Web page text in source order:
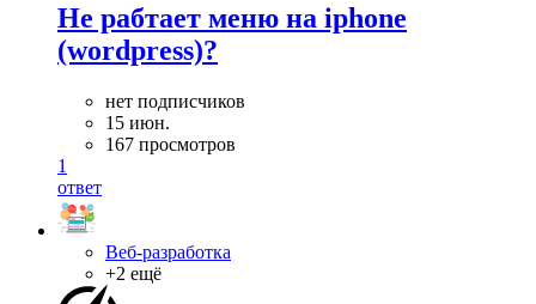
Не рабтает меню на iphone
(wordpress)?
нет подписчиков
15 июн.
167 просмотров
1
ответ
Веб-разработка
+2 ещё